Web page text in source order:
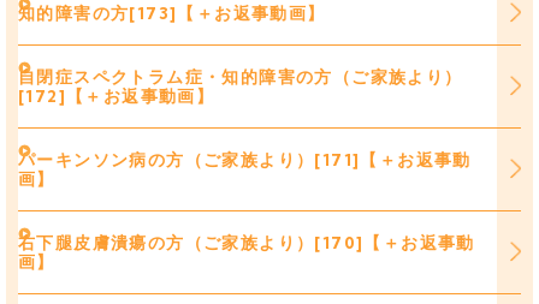
知的障害の方[173]【＋お返事動画】
自閉症スペクトラム症・知的障害の方（ご家族より）
[172]【＋お返事動画】
パーキンソン病の方（ご家族より）[171]【＋お返事動
画】
右下腿皮膚潰瘍の方（ご家族より）[170]【＋お返事動
画】